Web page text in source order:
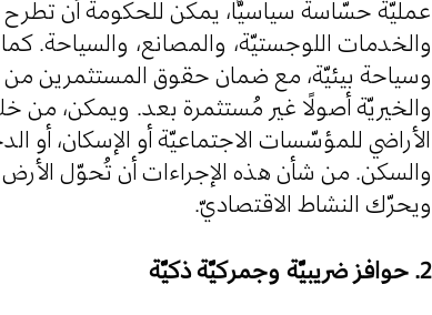
والخدمات اللوجستيّة، والمصانع، والسياحة.
وسياحة بيئيّة، مع ضمان حقوق المستثمرين
والخيريّة أصولًا غير مُستثمرة بعد. ويمكن، من
الأراضي للمؤسّسات الاجتماعيّة أو الإسكان،
والسكن. من شأن هذه الإجراءات أن تُحوّل الأرض
ويحرّك النشاط الاقتصاديّ.
2. حوافز ضريبيّة وجمركيّة ذكيّة